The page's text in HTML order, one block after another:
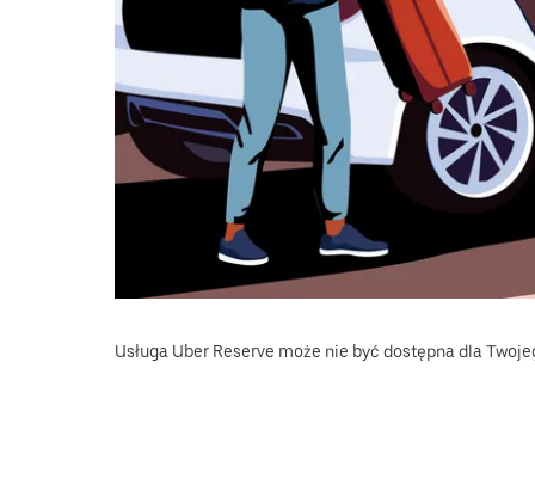
Usługa Uber Reserve może nie być dostępna dla